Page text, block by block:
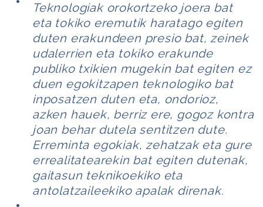
Teknologiak orokortzeko joera bat
eta tokiko eremutik haratago egiten
duten erakundeen presio bat, zeinek
udalerrien eta tokiko erakunde
publiko txikien mugekin bat egiten ez
duen egokitzapen teknologiko bat
inposatzen duten eta, ondorioz,
azken hauek, berriz ere, gogoz kontra
joan behar dutela sentitzen dute.
Erreminta egokiak, zehatzak eta gure
errealitatearekin bat egiten dutenak,
gaitasun teknikoekiko eta
antolatzaileekiko apalak direnak.